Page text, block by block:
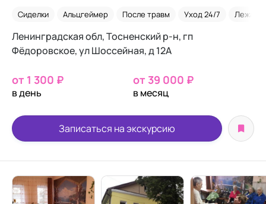
Сиделки Альцгеймер После травм Уход 24/7
Ленинградская обл, Тосненский р-н, гп
Фёдоровское, ул Шоссейная, д 12А
от 1 300 ₽
в день
от 39 000 ₽
в месяц
Записаться на экскурсию